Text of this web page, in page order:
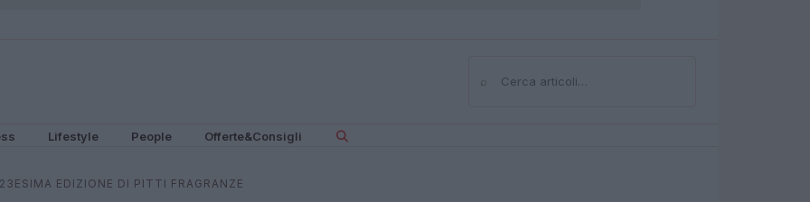
⌕Cerca
Lifestyle People Offerte&Consigli
EDIZIONE DI PITTI FRAGRANZE